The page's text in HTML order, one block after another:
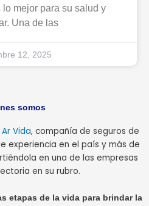
mejor para su salud y
Una de las
12, 2025
somos
Ar Vida, compañía de seguros de
experiencia en el país y más de
en una de las empresas
en su rubro.
etapas de la vida para brindar la